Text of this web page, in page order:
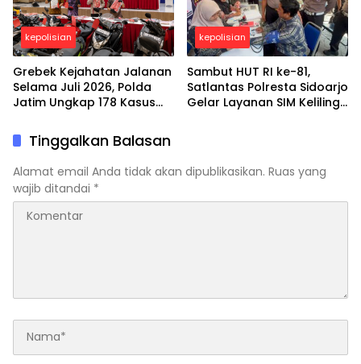
kepolisian
Grebek Kejahatan Jalanan
Selama Juli 2026, Polda
Jatim Ungkap 178 Kasus
Tersangka
kepolisian
Sambut HUT RI ke-81,
Satlantas Polresta Sidoarjo
Gelar Layanan SIM Keliling
Tinggalkan Balasan
Alamat email Anda tidak akan dipublikasikan. Ruas yang
wajib ditandai *